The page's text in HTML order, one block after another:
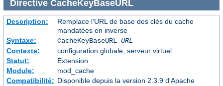
Directive CacheKeyBaseURL
Description:
Remplace l'URL de base des clés du cache
mandatées en inverse
Syntaxe:
CacheKeyBaseURL URL
Contexte:
configuration globale, serveur virtuel
Statut:
Extension
Module:
mod_cache
Compatibilité: Disponible depuis la version 2.3.9 d'Apache